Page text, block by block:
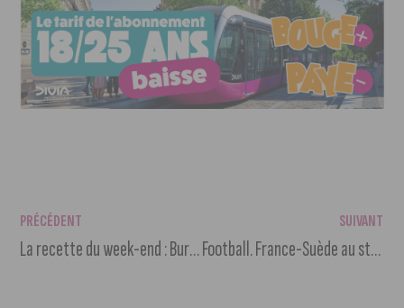
PRÉCÉDENT
La recette du week-end : Burrata Méditerranéenne
SUIVANT
Football. France-Suède au stade Gaston Gérard le 12 juillet